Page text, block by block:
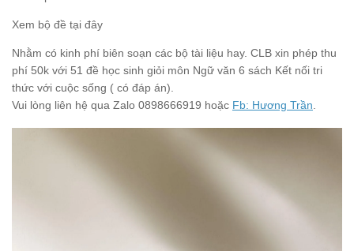
Xem bộ đề tại đây
Nhằm có kinh phí biên soạn các bộ tài liệu hay. CLB xin phép thu
phí 50k với 51 đề học sinh giỏi môn Ngữ văn 6 sách Kết nối tri
thức với cuộc sống ( có đáp án).
Vui lòng liên hệ qua Zalo 0898666919 hoặc Fb: Hương Trần.